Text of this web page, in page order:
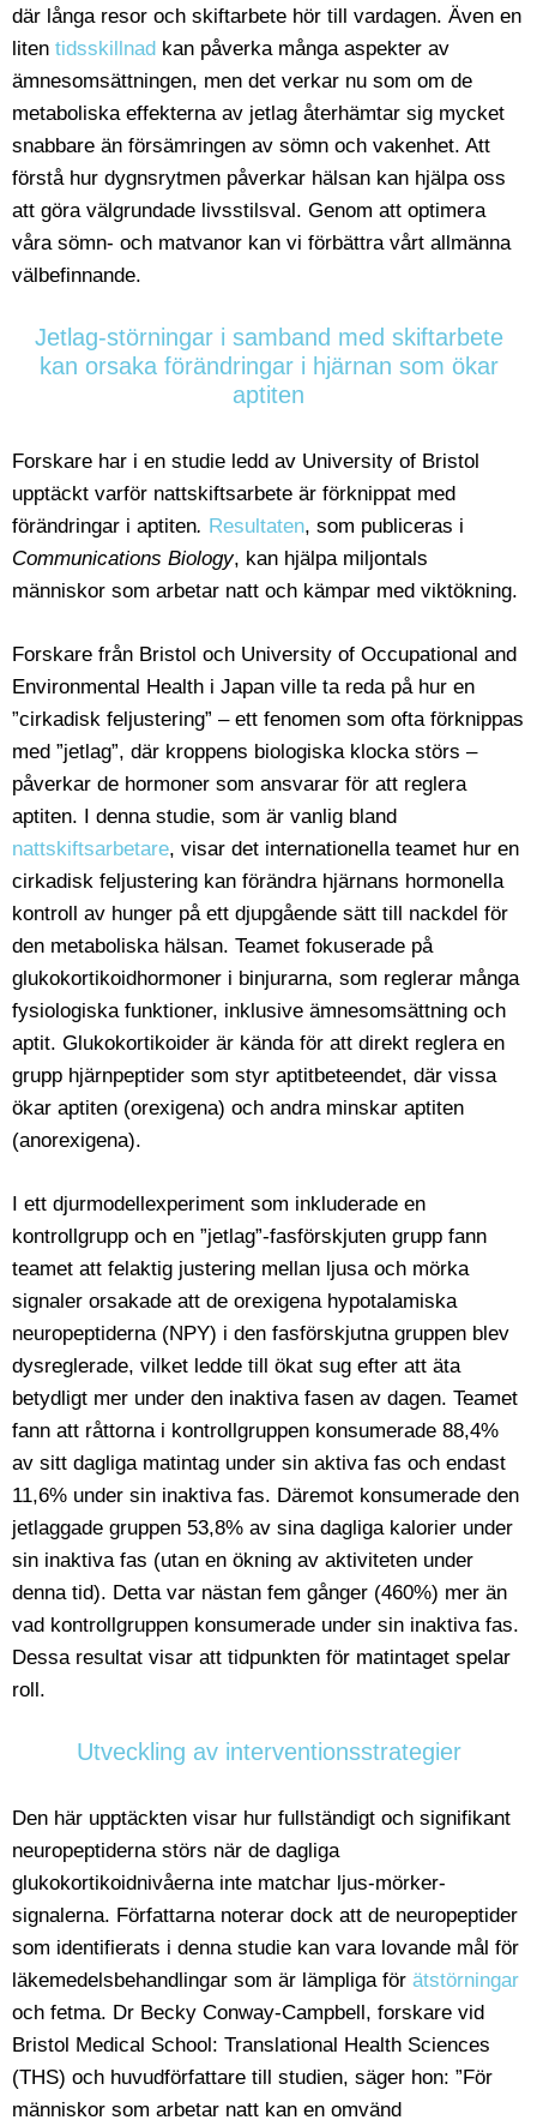
där långa resor och skiftarbete hör till vardagen. Även en
liten tidsskillnad kan påverka många aspekter av
ämnesomsättningen, men det verkar nu som om de
metaboliska effekterna av jetlag återhämtar sig mycket
snabbare än försämringen av sömn och vakenhet. Att
förstå hur dygnsrytmen påverkar hälsan kan hjälpa oss
att göra välgrundade livsstilsval. Genom att optimera
våra sömn- och matvanor kan vi förbättra vårt allmänna
välbefinnande.
Jetlag-störningar i samband med skiftarbete
kan orsaka förändringar i hjärnan som ökar
aptiten
Forskare har i en studie ledd av University of Bristol
upptäckt varför nattskiftsarbete är förknippat med
förändringar i aptiten. Resultaten, som publiceras i
Communications Biology, kan hjälpa miljontals
människor som arbetar natt och kämpar med viktökning.
Forskare från Bristol och University of Occupational and
Environmental Health i Japan ville ta reda på hur en
”cirkadisk feljustering” – ett fenomen som ofta förknippas
med ”jetlag”, där kroppens biologiska klocka störs –
påverkar de hormoner som ansvarar för att reglera
aptiten. I denna studie, som är vanlig bland
nattskiftsarbetare, visar det internationella teamet hur en
cirkadisk feljustering kan förändra hjärnans hormonella
kontroll av hunger på ett djupgående sätt till nackdel för
den metaboliska hälsan. Teamet fokuserade på
glukokortikoidhormoner i binjurarna, som reglerar många
fysiologiska funktioner, inklusive ämnesomsättning och
aptit. Glukokortikoider är kända för att direkt reglera en
grupp hjärnpeptider som styr aptitbeteendet, där vissa
ökar aptiten (orexigena) och andra minskar aptiten
(anorexigena).
I ett djurmodellexperiment som inkluderade en
kontrollgrupp och en ”jetlag”-fasförskjuten grupp fann
teamet att felaktig justering mellan ljusa och mörka
signaler orsakade att de orexigena hypotalamiska
neuropeptiderna (NPY) i den fasförskjutna gruppen blev
dysreglerade, vilket ledde till ökat sug efter att äta
betydligt mer under den inaktiva fasen av dagen. Teamet
fann att råttorna i kontrollgruppen konsumerade 88,4%
av sitt dagliga matintag under sin aktiva fas och endast
11,6% under sin inaktiva fas. Däremot konsumerade den
jetlaggade gruppen 53,8% av sina dagliga kalorier under
sin inaktiva fas (utan en ökning av aktiviteten under
denna tid). Detta var nästan fem gånger (460%) mer än
vad kontrollgruppen konsumerade under sin inaktiva fas.
Dessa resultat visar att tidpunkten för matintaget spelar
roll.
Utveckling av interventionsstrategier
Den här upptäckten visar hur fullständigt och signifikant
neuropeptiderna störs när de dagliga
glukokortikoidnivåerna inte matchar ljus-mörker-
signalerna. Författarna noterar dock att de neuropeptider
som identifierats i denna studie kan vara lovande mål för
läkemedelsbehandlingar som är lämpliga för ätstörningar
och fetma. Dr Becky Conway-Campbell, forskare vid
Bristol Medical School: Translational Health Sciences
(THS) och huvudförfattare till studien, säger hon: ”För
människor som arbetar natt kan en omvänd